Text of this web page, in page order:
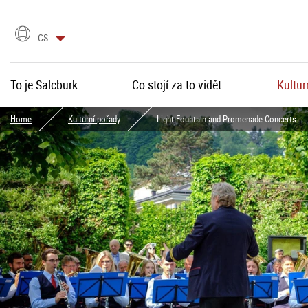
language
selection
CS
To je Salcburk Co stojí za to vidět
Home Kulturní pořady Light Fountain and Promenade Concerts